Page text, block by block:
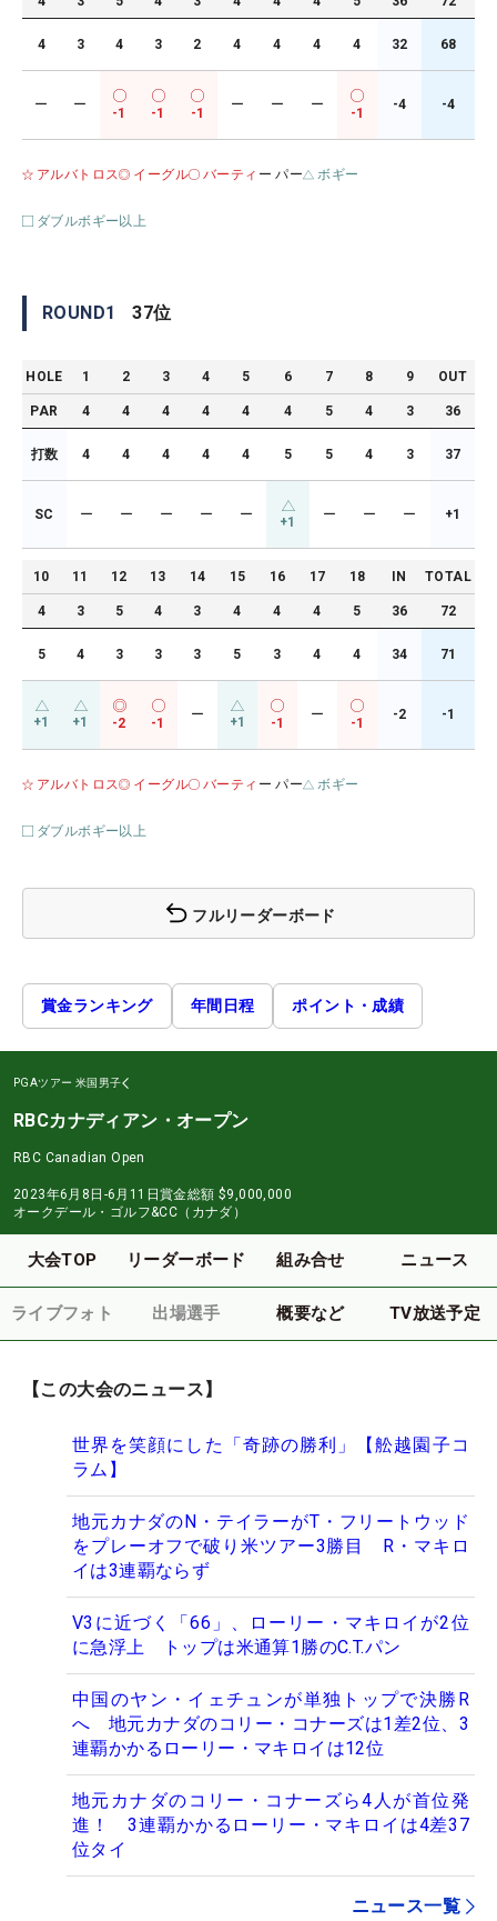
4 3 4 3 2 4 4 4 4 32 68
ー ー
-1 -1 -1
ー ー ー
-1
-4 -4
アルバトロス イーグル バーティ ー パー ボギー
ダブルボギー以上
ROUND1 37位
HOLE 1 2 3 4 5 6 7 8 9 OUT
PAR 4 4 4 4 4 4 5 4 3 36
打数 4 4 4 4 4 5 5 4 3 37
SC ー ー ー ー ー +1 ー ー ー +1
10 11 12 13 14 15 16 17 18 IN TOTAL
4 3 5 4 3 4 4 4 5 36 72
5 4 3 3 3 5 3 4 4 34 71
+1 +1 -2 -1
ー +1 -1
ー
-1
-2 -1
アルバトロス イーグル バーティ ー パー ボギー
ダブルボギー以上
フルリーダーボード
賞金ランキング 年間日程 ポイント・成績
PGAツアー 米国男子
RBCカナディアン・オープン
RBC Canadian Open
2023年6月8日-6月11日賞金総額 $9,000,000
オークデール・ゴルフ&CC（カナダ）
大会TOP リーダーボード 組み合せ ニュース
ライブフォト 出場選手 概要など TV放送予定
【この大会のニュース】
世界を笑顔にした「奇跡の勝利」【舩越園子コ
ラム】
地元カナダのN・テイラーがT・フリートウッド
をプレーオフで破り米ツアー3勝目 R・マキロ
イは3連覇ならず
V3に近づく「66」、ローリー・マキロイが2位
に急浮上 トップは米通算1勝のC.T.パン
中国のヤン・イェチュンが単独トップで決勝R
へ 地元カナダのコリー・コナーズは1差2位、3
連覇かかるローリー・マキロイは12位
地元カナダのコリー・コナーズら4人が首位発
進！ 3連覇かかるローリー・マキロイは4差37
位タイ
ニュース一覧